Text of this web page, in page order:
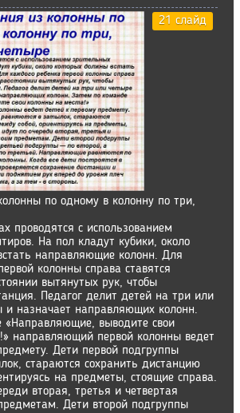
21 слайд
по одному в колонну по три,
проводятся с использованием
На пол кладут кубики, около
направляющие колонн. Для
колонны справа ставятся
вытянутых рук, чтобы
Педагог делит детей на три или
и назначает направляющих колонн.
«Направляющие, выводите свои
направляющий первой колонны ведет
Дети первой подгруппы
стараются сохранить дистанцию
на предметы, стоящие справа.
вторая, третья и четвертая
Дети второй подгруппы